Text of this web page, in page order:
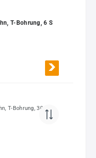
T-Bohrung, 6 S